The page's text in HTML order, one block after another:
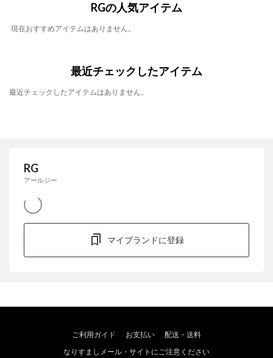
RGの人気アイテム
現在おすすめアイテムはありません。
最近チェックしたアイテム
最近チェックしたアイテムはありません。
RG
アールジー
マイブランドに登録
ご利用ガイド お支払い
配送・送料
なりすましメール・サイトにご注意ください